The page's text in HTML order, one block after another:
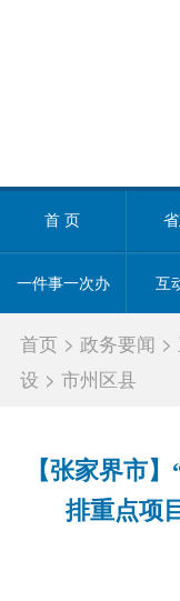
首 页
一件事一次办 互
首页 >政务要闻 >
设 >市州区县
【张家界市
排重点项